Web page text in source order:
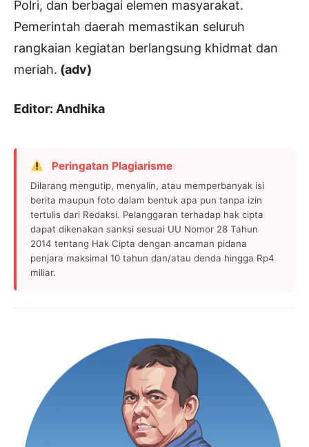
Polri, dan berbagai elemen masyarakat.
Pemerintah daerah memastikan seluruh
rangkaian kegiatan berlangsung khidmat dan
meriah. (adv)
Editor: Andhika
Peringatan Plagiarisme
Dilarang mengutip, menyalin, atau memperbanyak isi
berita maupun foto dalam bentuk apa pun tanpa izin
tertulis dari Redaksi. Pelanggaran terhadap hak cipta
dapat dikenakan sanksi sesuai UU Nomor 28 Tahun
2014 tentang Hak Cipta dengan ancaman pidana
penjara maksimal 10 tahun dan/atau denda hingga Rp4
miliar.